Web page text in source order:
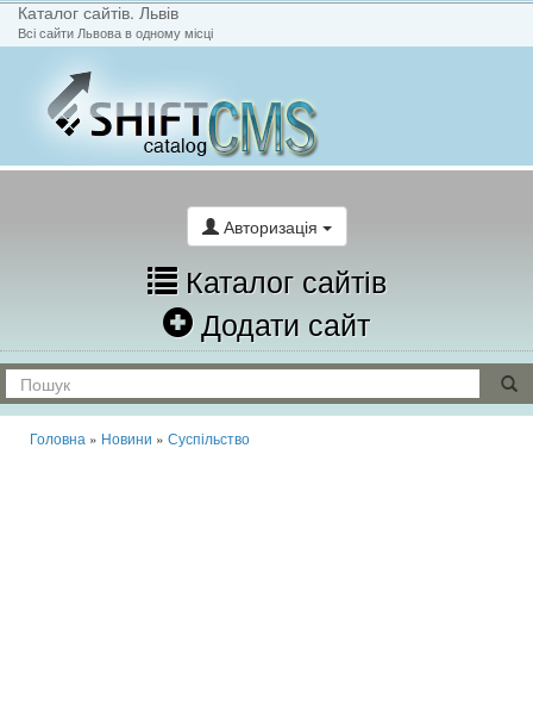
Каталог сайтів. Львів
Всі сайти Львова в одному місці
Авторизація
Каталог сайтів
Додати сайт
Головна » Новини » Суспільство